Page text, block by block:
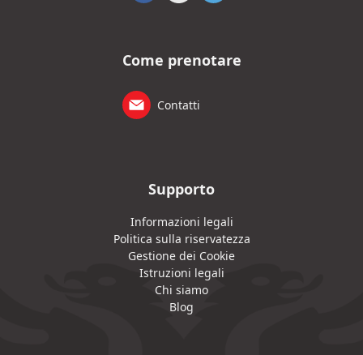
Come prenotare
Contatti
Supporto
Informazioni legali
Politica sulla riservatezza
Gestione dei Cookie
Istruzioni legali
Chi siamo
Blog